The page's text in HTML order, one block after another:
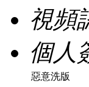
視頻
個人
惡意洗版